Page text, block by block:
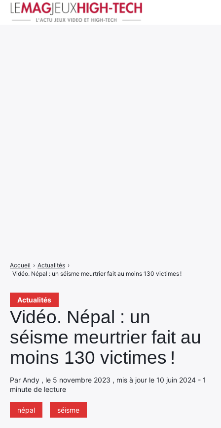
Actualités
Vidéo. Népal : un
séisme meurtrier fait au
moins 130 victimes !
Par Andy , le 5 novembre 2023 , mis à jour le 10 juin 2024 - 1
minute de lecture
népal séisme
Accueil › Actualités ›
Vidéo. Népal : un séisme meurtrier fait au moins 130 victimes !